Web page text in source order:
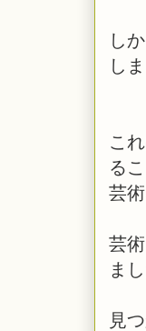
し
し
こ
る
芸
芸
まし
見